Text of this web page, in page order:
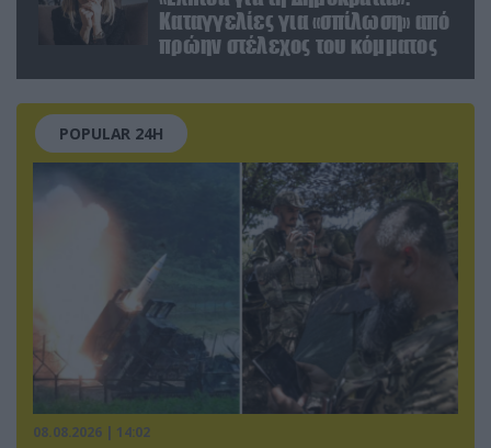
Καταγγελίες για «σπίλωση» από
πρώην στέλεχος του κόμματος
POPULAR 24H
08.08.2026 | 14:02